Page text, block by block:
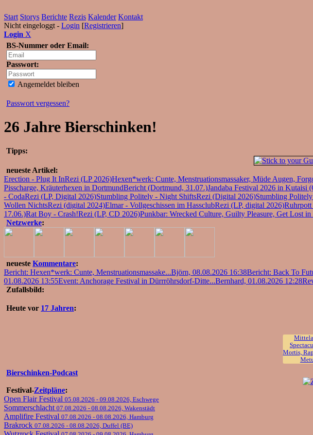
Start Storys Berichte Rezis Kalender Kontakt
Nicht eingeloggt - Login [Registrieren]
Login X
BS-Nummer oder Email:
Passwort:
Angemeldet bleiben
Passwort vergessen?
26 Jahre Bierschinken!
Tipps:
neueste Artikel:
Erection - Plug It InRezi (LP 2026)Hexen*werk: Cunte, Menstruationsmassaker, Müde Augen,
Pisscharge, Kräuterhexen in DortmundBericht (Dortmund, 31.07.)Jandaba Festival 2026 in Kutaisi
- CodaRezi (LP, Digital 2026)Stumbling Politely - Night ShiftsRezi (Digital 2026)Stumbling
Wollen NichtsRezi (digital 2024)Elmar - Vollgeschissen im HassclubRezi (LP, digital 2026)
17.06.)Rat Boy - Crash!Rezi (LP, CD 2026)Punkbar: Wrecked Culture, Guilty Pleasure, Get Lost in
Netzwerke:
neueste Kommentare:
Bericht: Hexen*werk: Cunte, Menstruationsmassake...Björn, 08.08.2026 16:38Bericht: Back To
01.08.2026 13:55Event: Anchorage Festival in Dürrröhrsdorf-Ditte...Bernhard, 01.08.2026 12:28
Zufallsbild:
Heute vor 17 Jahren:
Mortis,
Bierschinken-Podcast
Festival-Zeitpläne:
Open Flair Festival 05.08.2026 - 09.08.2026, Eschwege
Sommerschlacht 07.08.2026 - 08.08.2026, Wakenstädt
Amplifire Festival 07.08.2026 - 08.08.2026, Hamburg
Brakrock 07.08.2026 - 08.08.2026, Duffel (BE)